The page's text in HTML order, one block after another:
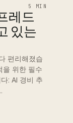
5 MIN
레드
있는
편리해졌습
을 위한 필수
: AI 경비 추